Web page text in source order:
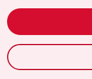
Nord
Wahrheit